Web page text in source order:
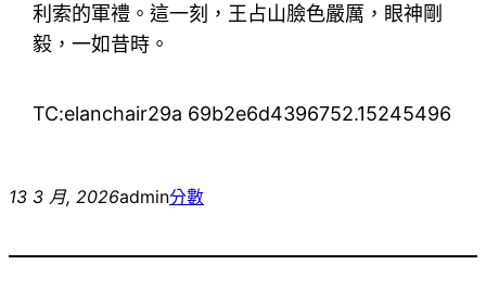
利索的軍禮。這一刻，王占山臉色嚴厲，眼神剛
毅，一如昔時。
TC:elanchair29a 69b2e6d4396752.15245496
13 3 月, 2026admin分數